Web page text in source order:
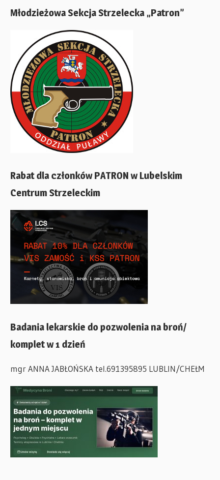
Młodzieżowa Sekcja Strzelecka „Patron”
Rabat dla członków PATRON w Lubelskim
Centrum Strzeleckim
Badania lekarskie do pozwolenia na broń/
komplet w 1 dzień
mgr ANNA JABŁOŃSKA tel.691395895 LUBLIN/CHEŁM